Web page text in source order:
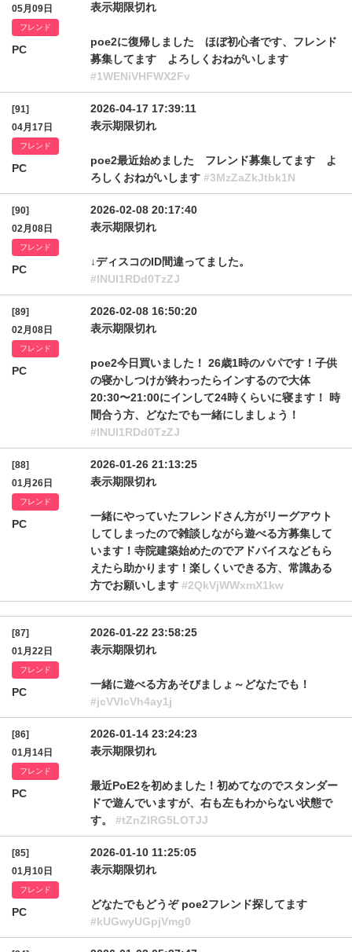
05月09日
フレンド
PC
表示期限切れ
poe2に復帰しました ほぼ初心者です、フレンド
募集してます よろしくおねがいします
#1WENiVHFWX2Fv
[91]
04月17日
フレンド
PC
2026-04-17 17:39:11
表示期限切れ
poe2最近始めました フレンド募集してます よ
ろしくおねがいします #3MzZaZkJtbk1N
[90]
02月08日
フレンド
PC
2026-02-08 20:17:40
表示期限切れ
↓ディスコのID間違ってました。
#INUl1RDd0TzZJ
[89]
02月08日
フレンド
PC
2026-02-08 16:50:20
表示期限切れ
poe2今日買いました！ 26歳1時のパパです！子供
の寝かしつけが終わったらインするので大体
20:30〜21:00にインして24時くらいに寝ます！ 時
間合う方、どなたでも一緒にしましょう！
#INUl1RDd0TzZJ
[88]
01月26日
フレンド
PC
2026-01-26 21:13:25
表示期限切れ
一緒にやっていたフレンドさん方がリーグアウト
してしまったので雑談しながら遊べる方募集して
います！寺院建築始めたのでアドバイスなどもら
えたら助かります！楽しくいできる方、常識ある
方でお願いします #2QkVjWWxmX1kw
[87]
01月22日
フレンド
PC
2026-01-22 23:58:25
表示期限切れ
一緒に遊べる方あそびましょ～どなたでも！
#jcVVIcVh4ay1j
[86]
01月14日
フレンド
PC
2026-01-14 23:24:23
表示期限切れ
最近PoE2を初めました！初めてなのでスタンダー
ドで遊んでいますが、右も左もわからない状態で
す。 #tZnZlRG5LOTJJ
[85]
01月10日
フレンド
PC
2026-01-10 11:25:05
表示期限切れ
どなたでもどうぞ poe2フレンド探してます
#kUGwyUGpjVmg0